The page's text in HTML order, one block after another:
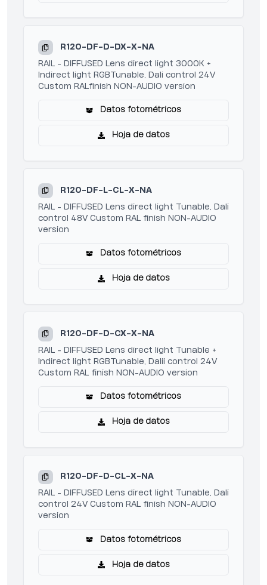
R120-DF-D-DX-X-NA
RAIL - DIFFUSED Lens direct light 3000K +
Indirect light RGBTunable, Dali control 24V
Custom RALfinish NON-AUDIO version
Datos fotométricos
Hoja de datos
R120-DF-L-CL-X-NA
RAIL - DIFFUSED Lens direct light Tunable, Dali
control 48V Custom RAL finish NON-AUDIO
version
Datos fotométricos
Hoja de datos
R120-DF-D-CX-X-NA
RAIL - DIFFUSED Lens direct light Tunable +
Indirect light RGBTunable, Dalii control 24V
Custom RAL finish NON-AUDIO version
Datos fotométricos
Hoja de datos
R120-DF-D-CL-X-NA
RAIL - DIFFUSED Lens direct light Tunable, Dali
control 24V Custom RAL finish NON-AUDIO
version
Datos fotométricos
Hoja de datos